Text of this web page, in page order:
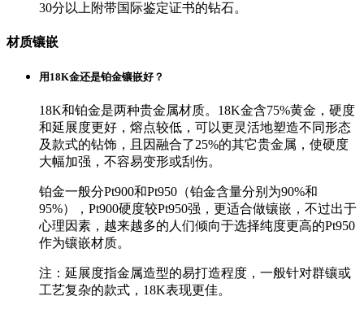
30分以上附带国际鉴定证书的钻石。
材质镶嵌
用18K金还是铂金镶嵌好？
18K和铂金是两种贵金属材质。18K金含75%黄金，硬度
和延展度更好，熔点较低，可以更灵活地塑造不同形态
及款式的钻饰，且因融合了25%的其它贵金属，使硬度
大幅加强，不容易变形或刮伤。
铂金一般分Pt900和Pt950（铂金含量分别为90%和
95%），Pt900硬度较Pt950强，更适合做镶嵌，不过出于
心理因素，越来越多的人们倾向于选择纯度更高的Pt950
作为镶嵌材质。
注：延展度指金属造型的易打造程度，一般针对群镶或
工艺复杂的款式，18K表现更佳。